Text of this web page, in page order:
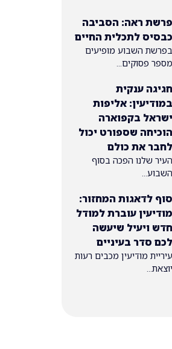
פרשת ראה: הסביבה
כבסיס לתכלית החיים
בפרשת השבוע מופיעים
מספר פסוקים...
חגיגה ענקית
במודיעין: אליפות
ישראל בקפוארה
הוכיחה שספורט יכול
לחבר את כולם
העיר שלנו הפכה בסוף
השבוע...
סוף לדאגות המחזור:
מודיעין עוברת למודל
חדש ויעיל שיעשה
לכם סדר בעיניים
עיריית מודיעין מכבים רעות
יוצאת...